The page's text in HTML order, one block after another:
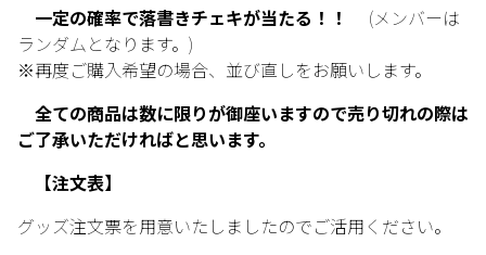
一定の確率で落書きチェキが当たる！！
(メンバーは
ランダムとなります。)
※再度ご購入希望の場合、並び直しをお願いします。
全ての商品は数に限りが御座いますので売り切れの際は
ご了承いただければと思います。
【注文表】
グッズ注文票を用意いたしましたのでご活用ください。